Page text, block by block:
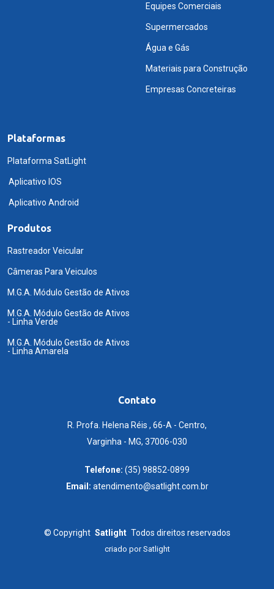
Equipes Comerciais
Supermercados
Água e Gás
Materiais para Construção
Empresas Concreteiras
Plataformas
Plataforma SatLight
Aplicativo IOS
Aplicativo Android
Produtos
Rastreador Veicular
Câmeras Para Veiculos
M.G.A. Módulo Gestão de Ativos
M.G.A. Módulo Gestão de Ativos
- Linha Verde
M.G.A. Módulo Gestão de Ativos
- Linha Amarela
Contato
R. Profa. Helena Réis , 66-A - Centro,
Varginha - MG, 37006-030
Telefone: (35) 98852-0899
Email: atendimento@satlight.com.br
© Copyright Satlight Todos direitos reservados
criado porSatlight